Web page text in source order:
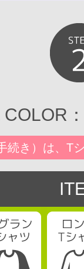
COLOR
続き）は、T